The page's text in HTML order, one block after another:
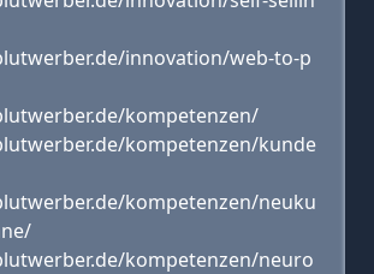
innovation/web-to-p
kompetenzen/
kompetenzen/kunde
kompetenzen/neuku
kompetenzen/neuro